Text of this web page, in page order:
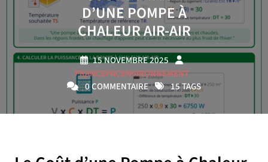
D’UNE POMPE À
CHALEUR AIR-AIR
15 NOVEMBRE 2025
FRANCEPACENVIRONNEMENT
0 COMMENTAIRE
15 TAGS